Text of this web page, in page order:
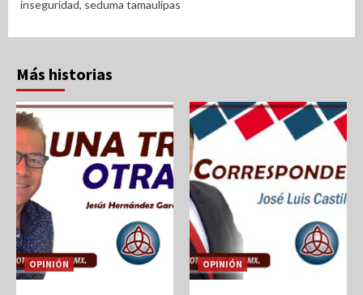
inseguridad, seduma tamaulipas
Más historias
OPINIÓN OPINIÓN